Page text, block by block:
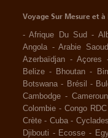
Voyage Sur Mesure et à
-Afrique Du Sud -
Angola -Arabie
Azerbaïdjan - Açores
Belize - Bhoutan -
Botswana - Brésil -
Cambodge - Cameroun
Colombie - Congo RDC
Crète - Cuba -
Djibouti - Ecosse -